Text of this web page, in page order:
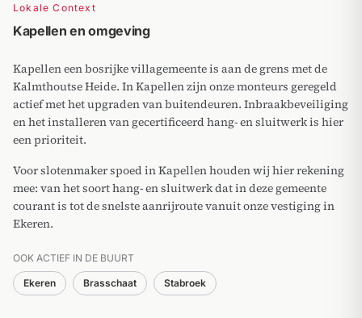
Lokale Context
Kapellen en omgeving
Kapellen een bosrijke villagemeente is aan de grens met de
Kalmthoutse Heide. In Kapellen zijn onze monteurs geregeld
actief met het upgraden van buitendeuren. Inbraakbeveiliging
en het installeren van gecertificeerd hang- en sluitwerk is hier
een prioriteit.
Voor slotenmaker spoed in Kapellen houden wij hier rekening
mee: van het soort hang- en sluitwerk dat in deze gemeente
courant is tot de snelste aanrijroute vanuit onze vestiging in
Ekeren.
OOK ACTIEF IN DE BUURT
Ekeren Brasschaat Stabroek